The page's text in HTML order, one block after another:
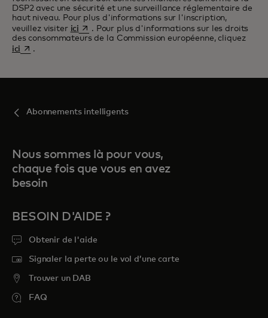
DSP2 avec une sécurité et une surveillance réglementaire de
haut niveau. Pour plus d'informations sur l'inscription,
veuillez visiter icis’ouvre dans un nouvel onglet
. Pour plus d'informations sur les droits
des consommateurs de la Commission européenne, cliquez
ici s’ouvre dans un nouvel onglet
.
Abonnements intelligents
Nous sommes là pour vous,
chaque fois que vous en avez
besoin
BESOIN D'AIDE ?
Obtenir de l'aide
Signaler la perte ou le vol d’une carte
Trouver un DAB
FAQ